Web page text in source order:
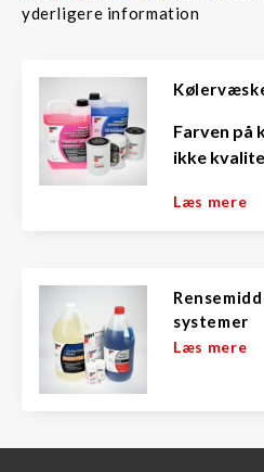
yderligere information
Farven på
ikke
Læs mere
systemer
Læs mere